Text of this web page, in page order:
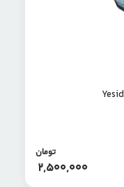
2,500,000
تومان